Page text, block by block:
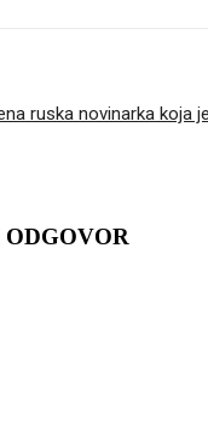
ruska novinarka koja
ODGOVOR